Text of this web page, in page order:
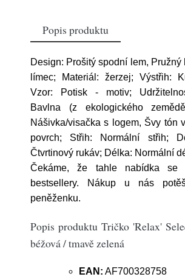
Popis produktu
Design: Prošitý spodní lem, Pružný
límec; Materiál: žerzej; Výstřih:
Vzor: Potisk - motiv;
Bavlna (z ekologického
Nášivka/visačka s logem, Švy tón
povrch; Střih: Normální střih;
Čtvrtinový rukáv; Délka: Normální
Čekáme, že tahle nabídka se
bestsellery. Nákup u nás
peněženku.
Popis produktu Tričko 'Relax'
béžová / tmavě zelená
EAN: AF700328758